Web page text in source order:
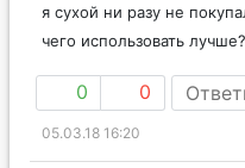
я сухой ни разу не
чего использовать лучше?
0 0
05.03.18 16:20